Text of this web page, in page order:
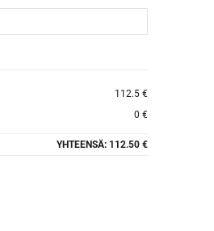
112.5 €
0 €
YHTEENSÄ: 112.50 €